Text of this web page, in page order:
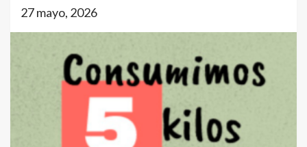
27 mayo, 2026